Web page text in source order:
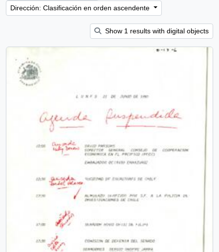
Dirección: Clasificación en orden ascendente
Show 1 results with digital objects